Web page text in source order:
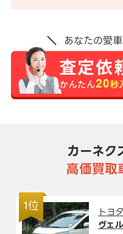
あなたの愛
カーネク
高価買取
1位
トヨタ
ヴェ